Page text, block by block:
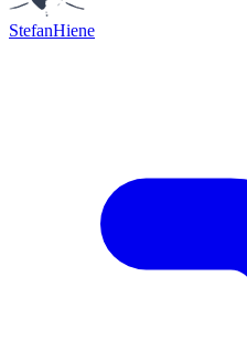
StefanHiene